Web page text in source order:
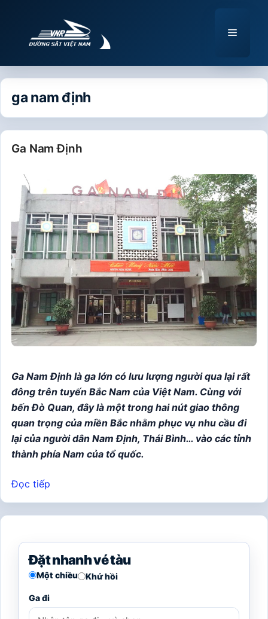
Menu
ga nam định
Ga Nam Định
Ga Nam Định là ga lớn có lưu lượng người qua lại rất
đông trên tuyến Bắc Nam của Việt Nam. Cùng với
bến Đò Quan, đây là một trong hai nút giao thông
quan trọng của miền Bắc nhằm phục vụ nhu cầu đi
lại của người dân Nam Định, Thái Bình… vào các tỉnh
thành phía Nam của tổ quốc.
Đọc tiếp
Đặt nhanh vé tàu
Một chiều Khứ hồi
Ga đi